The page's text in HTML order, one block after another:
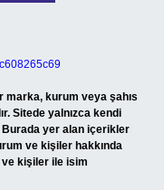
marka, kurum veya şahıs
Sitede yalnızca kendi
Burada yer alan içerikler
ve kişiler hakkında
ve kişiler ile isim